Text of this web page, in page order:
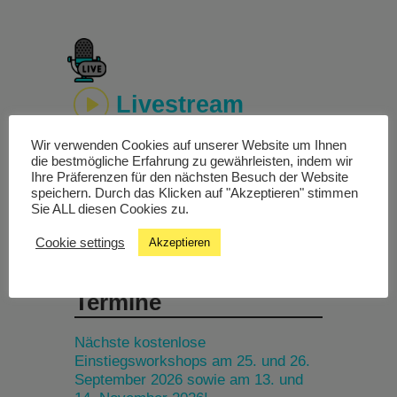
Livestream
Studiochat
Songfinder
Termine
Nächste kostenlose
Einstiegsworkshops am 25. und 26.
September 2026 sowie am 13. und
Wir verwenden Cookies auf unserer Website um Ihnen
die bestmögliche Erfahrung zu gewährleisten, indem wir
Ihre Präferenzen für den nächsten Besuch der Website
speichern. Durch das Klicken auf "Akzeptieren" stimmen
Sie ALL diesen Cookies zu.
Cookie settings Akzeptieren